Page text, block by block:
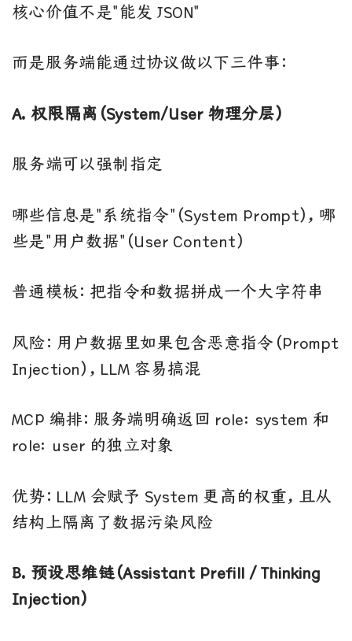
核心价值不是"能发 JSON"
而是服务端能通过协议做以下三件事：
A. 权限隔离（System/User 物理分层）
服务端可以强制指定
哪些信息是"系统指令"（System Prompt），哪
些是"用户数据"（User Content）
普通模板：把指令和数据拼成一个大字符串
风险：用户数据里如果包含恶意指令（Prompt
Injection），LLM 容易搞混
MCP 编排：服务端明确返回 role: system 和
role: user 的独立对象
优势：LLM 会赋予 System 更高的权重，且从
结构上隔离了数据污染风险
B. 预设思维链（Assistant Prefill / Thinking
Injection）